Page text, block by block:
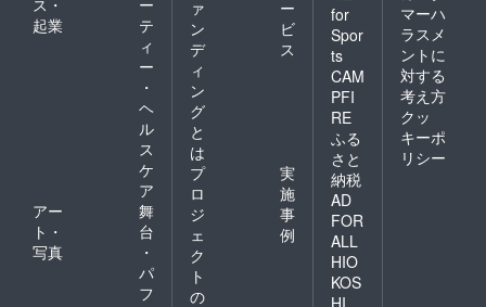
ス・
起業
ー
テ
ィ
ー
・
ヘ
ル
ス
ケ
ア
アー
ト・
写真
舞
台
・
パ
フ
ァ
ン
デ
ィ
ン
グ
と
は
ー
ビ
ス
プ
ロ
ジ
ェ
ク
ト
の
実
施
事
例
for
Spor
ts
CAM
PFI
RE
ふる
さと
納税
AD
FOR
ALL
HIO
KOS
マーハ
ラスメ
ントに
対する
考え方
クッ
キーポ
リシー